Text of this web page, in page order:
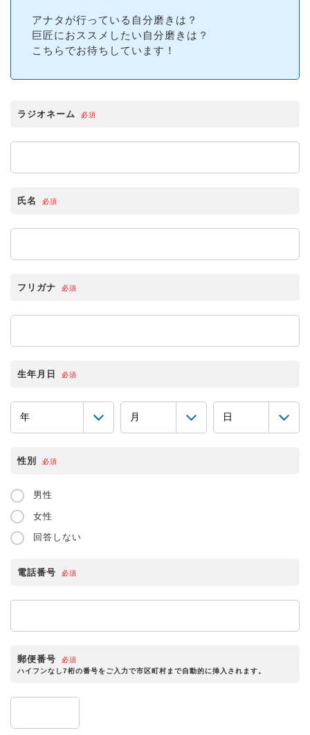
アナタが行っている自分磨きは？
巨匠におススメしたい自分磨きは？
こちらでお待ちしています！
ラジオネーム 必須
氏名 必須
フリガナ 必須
生年月日 必須
性別 必須
男性
女性
回答しない
電話番号 必須
郵便番号
必須
ハイフンなし7桁の番号をご入力で市区町村まで自動的に挿入されます。